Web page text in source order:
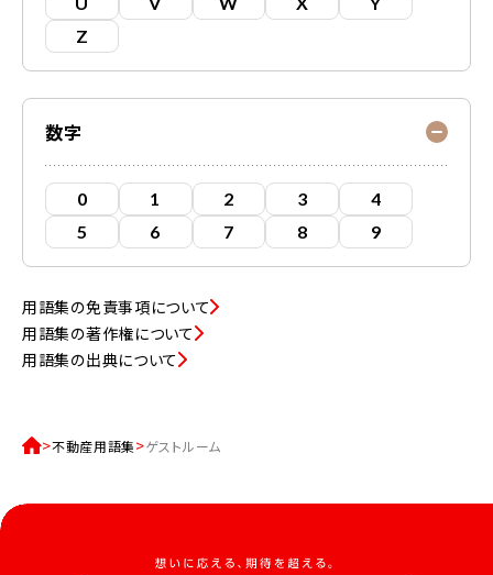
Z
数字
0 1 2 3
4
5
6 7 8 9
用語集の免責事項について
用語集の著作権について
用語集の出典について
不動産用語集 ゲストルーム